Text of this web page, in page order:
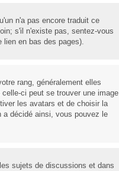
n'a pas encore traduit ce
s'il n'existe pas, sentez-vous
lien en bas des pages).
rang, généralement elles
ci peut se trouver une image
les avatars et de choisir la
a décidé ainsi, vous pouvez le
sujets de discussions et dans